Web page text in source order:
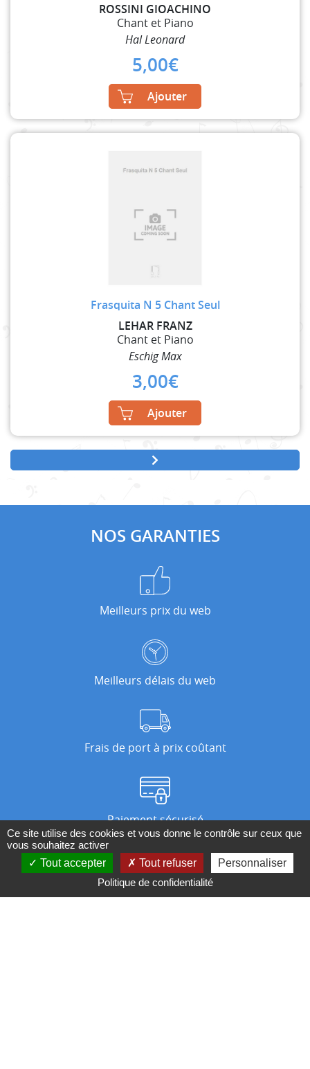
ROSSINI GIOACHINO
Chant et Piano
Hal Leonard
5,00€
Ajouter
Frasquita N 5 Chant Seul
LEHAR FRANZ
Chant et Piano
Eschig Max
3,00€
Ajouter
NOS GARANTIES
Meilleurs prix du web
Meilleurs délais du web
Frais de port à prix coûtant
Paiement sécurisé
Nos magasins
Ce site utilise des cookies et vous donne le contrôle sur ceux que
vous souhaitez activer
Tout accepter
Tout refuser
Personnaliser
Politique de confidentialité